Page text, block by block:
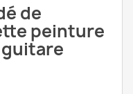
de
peinture